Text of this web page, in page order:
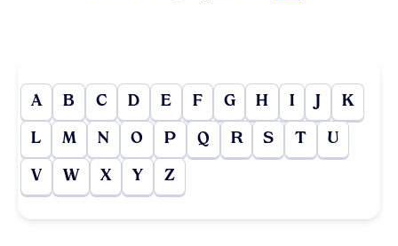
A B C D E F G H I J K
L M N O P Q R S T U
V W X Y Z